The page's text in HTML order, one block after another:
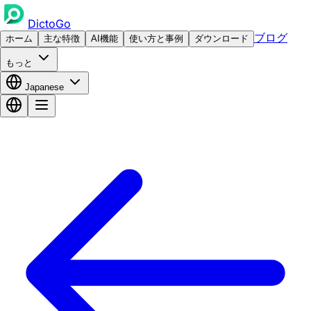
DictoGo
ホーム 主な特徴 AI機能 使い方と事例 ダウンロード ブログ
もっと
Japanese